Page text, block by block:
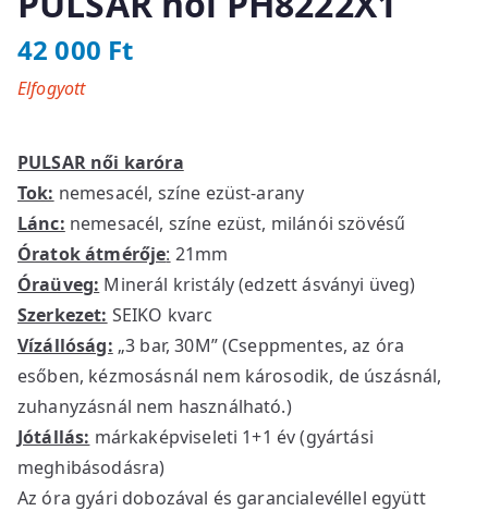
42 000 Ft
PULSAR női karóra
Tok: nemesacél, színe ezüst-arany
Lánc: nemesacél, színe ezüst, milánói szövésű
Óratok átmérője: 21mm
Óraüveg: Minerál kristály (edzett ásványi üveg)
Szerkezet: SEIKO kvarc
Vízállóság: „3 bar, 30M” (Cseppmentes, az óra
esőben, kézmosásnál nem károsodik, de úszásnál,
zuhanyzásnál nem használható.)
Jótállás: márkaképviseleti 1+1 év (gyártási
meghibásodásra)
Az óra gyári dobozával és garancialevéllel együtt
Elfogyott